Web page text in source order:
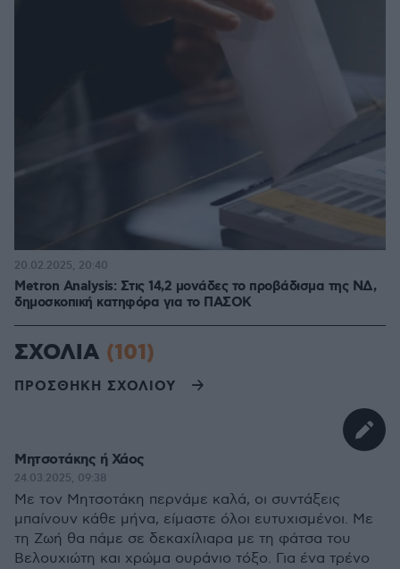
Metron Analysis: Στις 14,2 μονάδες το προβάδισμα της ΝΔ,
δημοσκοπική κατηφόρα για το ΠΑΣΟΚ
20.02.2025, 20:40
ΣΧΟΛΙΑ (101)
ΠΡΟΣΘΗΚΗ ΣΧΟΛΙΟΥ
Μητσοτάκης ή Χάος
24.03.2025, 09:38
Με τον Μητσοτάκη περνάμε καλά, οι συντάξεις
μπαίνουν κάθε μήνα, είμαστε όλοι ευτυχισμένοι. Με
τη Ζωή θα πάμε σε δεκαχίλιαρα με τη φάτσα του
Βελουχιώτη και χρώμα ουράνιο τόξο. Για ένα τρένο